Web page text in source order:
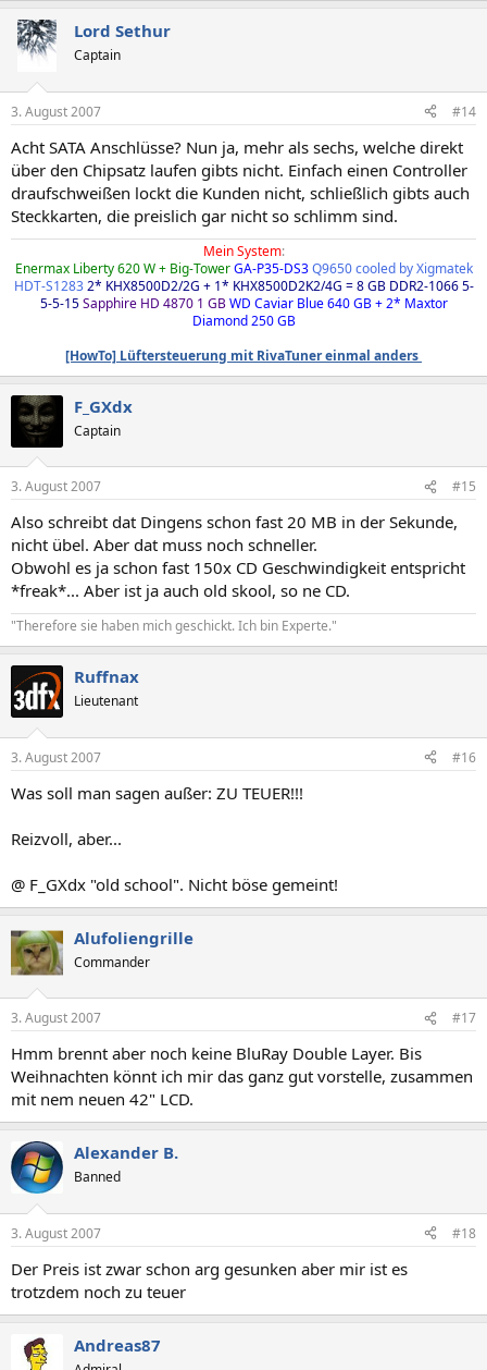
Lord Sethur
Captain
3. August 2007 #14
Acht SATA Anschlüsse? Nun ja, mehr als sechs, welche direkt
über den Chipsatz laufen gibts nicht. Einfach einen Controller
draufschweißen lockt die Kunden nicht, schließlich gibts auch
Steckkarten, die preislich gar nicht so schlimm sind.
Mein System:
Enermax Liberty 620 W + Big-Tower GA-P35-DS3 Q9650 cooled by Xigmatek
HDT-S1283 2* KHX8500D2/2G + 1* KHX8500D2K2/4G = 8 GB DDR2-1066 5-
5-5-15 Sapphire HD 4870 1 GB WD Caviar Blue 640 GB + 2* Maxtor
Diamond 250 GB
[HowTo] Lüftersteuerung mit RivaTuner einmal anders
F_GXdx
Captain
3. August 2007 #15
Also schreibt dat Dingens schon fast 20 MB in der Sekunde,
nicht übel. Aber dat muss noch schneller.
Obwohl es ja schon fast 150x CD Geschwindigkeit entspricht
*freak*... Aber ist ja auch old skool, so ne CD.
"Therefore sie haben mich geschickt. Ich bin Experte."
Ruffnax
Lieutenant
3. August 2007 #16
Was soll man sagen außer: ZU TEUER!!!
Reizvoll, aber...
@ F_GXdx "old school". Nicht böse gemeint!
Alufoliengrille
Commander
3. August 2007 #17
Hmm brennt aber noch keine BluRay Double Layer. Bis
Weihnachten könnt ich mir das ganz gut vorstelle, zusammen
mit nem neuen 42" LCD.
Alexander B.
Banned
3. August 2007 #18
Der Preis ist zwar schon arg gesunken aber mir ist es
trotzdem noch zu teuer
Andreas87